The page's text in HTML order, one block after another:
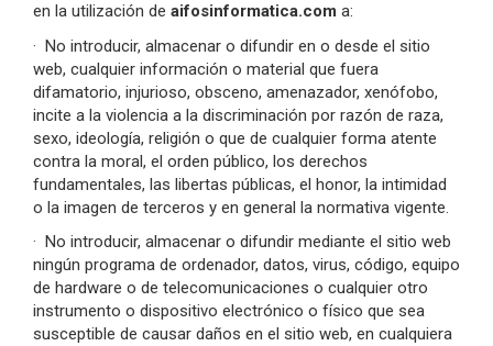
en la utilización de aifosinformatica.com a:
· No introducir, almacenar o difundir en o desde el sitio
web, cualquier información o material que fuera
difamatorio, injurioso, obsceno, amenazador, xenófobo,
incite a la violencia a la discriminación por razón de raza,
sexo, ideología, religión o que de cualquier forma atente
contra la moral, el orden público, los derechos
fundamentales, las libertas públicas, el honor, la intimidad
o la imagen de terceros y en general la normativa vigente.
· No introducir, almacenar o difundir mediante el sitio web
ningún programa de ordenador, datos, virus, código, equipo
de hardware o de telecomunicaciones o cualquier otro
instrumento o dispositivo electrónico o físico que sea
susceptible de causar daños en el sitio web, en cualquiera